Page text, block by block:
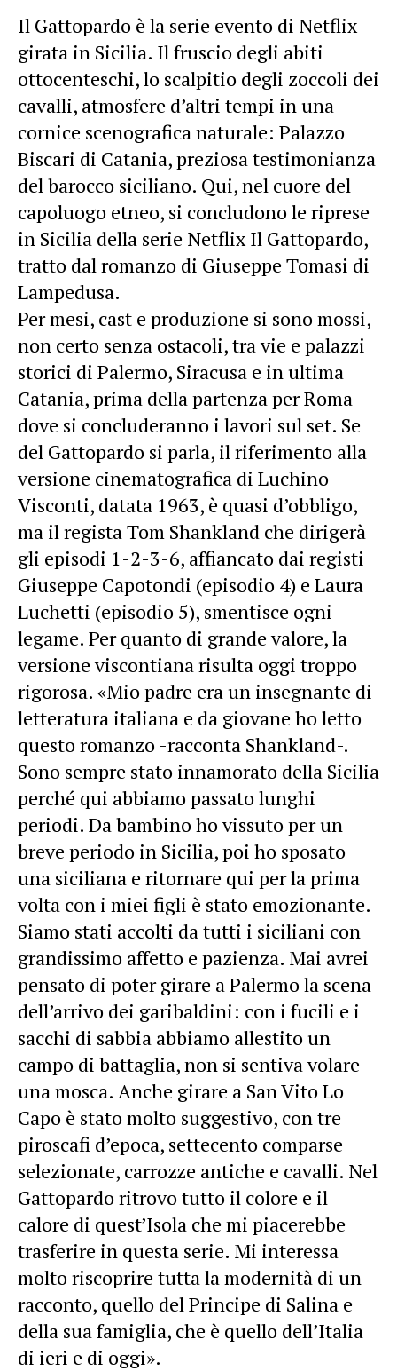
Il Gattopardo è la serie evento di Netflix
girata in Sicilia. Il fruscio degli abiti
ottocenteschi, lo scalpitio degli zoccoli dei
cavalli, atmosfere d’altri tempi in una
cornice scenografica naturale: Palazzo
Biscari di Catania, preziosa testimonianza
del barocco siciliano. Qui, nel cuore del
capoluogo etneo, si concludono le riprese
in Sicilia della serie Netflix Il Gattopardo,
tratto dal romanzo di Giuseppe Tomasi di
Lampedusa.
Per mesi, cast e produzione si sono mossi,
non certo senza ostacoli, tra vie e palazzi
storici di Palermo, Siracusa e in ultima
Catania, prima della partenza per Roma
dove si concluderanno i lavori sul set. Se
del Gattopardo si parla, il riferimento alla
versione cinematografica di Luchino
Visconti, datata 1963, è quasi d’obbligo,
ma il regista Tom Shankland che dirigerà
gli episodi 1-2-3-6, affiancato dai registi
Giuseppe Capotondi (episodio 4) e Laura
Luchetti (episodio 5), smentisce ogni
legame. Per quanto di grande valore, la
versione viscontiana risulta oggi troppo
rigorosa. «Mio padre era un insegnante di
letteratura italiana e da giovane ho letto
questo romanzo -racconta Shankland-.
Sono sempre stato innamorato della Sicilia
perché qui abbiamo passato lunghi
periodi. Da bambino ho vissuto per un
breve periodo in Sicilia, poi ho sposato
una siciliana e ritornare qui per la prima
volta con i miei figli è stato emozionante.
Siamo stati accolti da tutti i siciliani con
grandissimo affetto e pazienza. Mai avrei
pensato di poter girare a Palermo la scena
dell’arrivo dei garibaldini: con i fucili e i
sacchi di sabbia abbiamo allestito un
campo di battaglia, non si sentiva volare
una mosca. Anche girare a San Vito Lo
Capo è stato molto suggestivo, con tre
piroscafi d’epoca, settecento comparse
selezionate, carrozze antiche e cavalli. Nel
Gattopardo ritrovo tutto il colore e il
calore di quest’Isola che mi piacerebbe
trasferire in questa serie. Mi interessa
molto riscoprire tutta la modernità di un
racconto, quello del Principe di Salina e
della sua famiglia, che è quello dell’Italia
di ieri e di oggi».